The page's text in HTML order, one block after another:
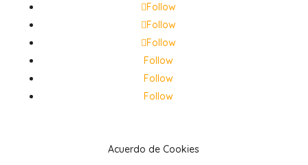
Follow
Follow
Follow
Follow
Follow
Follow
Acuerdo de Cookies